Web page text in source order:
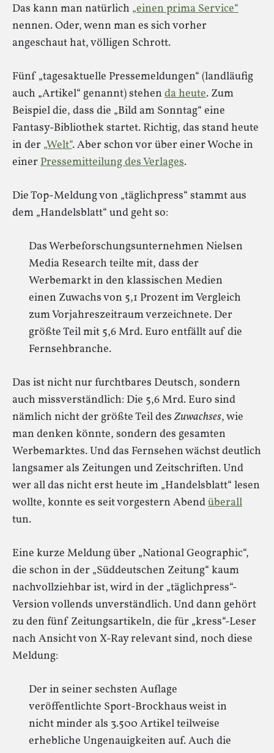
Das kann man natürlich „einen prima Service“
nennen. Oder, wenn man es sich vorher
angeschaut hat, völligen Schrott.
Fünf „tagesaktuelle Pressemeldungen“ (landläufig
auch „Artikel“ genannt) stehen da heute. Zum
Beispiel die, dass die „Bild am Sonntag“ eine
Fantasy-Bibliothek startet. Richtig, das stand heute
in der „Welt“. Aber schon vor über einer Woche in
einer Pressemitteilung des Verlages.
Die Top-Meldung von „täglichpress“ stammt aus
dem „Handelsblatt“ und geht so:
Das Werbeforschungsunternehmen Nielsen
Media Research teilte mit, dass der
Werbemarkt in den klassischen Medien
einen Zuwachs von 5,1 Prozent im Vergleich
zum Vorjahreszeitraum verzeichnete. Der
größte Teil mit 5,6 Mrd. Euro entfällt auf die
Fernsehbranche.
Das ist nicht nur furchtbares Deutsch, sondern
auch missverständlich: Die 5,6 Mrd. Euro sind
nämlich nicht der größte Teil desZuwachses, wie
man denken könnte, sondern des gesamten
Werbemarktes. Und das Fernsehen wächst deutlich
langsamer als Zeitungen und Zeitschriften. Und
wer all das nicht erst heute im „Handelsblatt“ lesen
wollte, konnte es seit vorgestern Abendüberall
tun.
Eine kurze Meldung über „National Geographic“,
die schon in der „Süddeutschen Zeitung“ kaum
nachvollziehbar ist, wird in der „täglichpress“-
Version vollends unverständlich. Und dann gehört
zu den fünf Zeitungsartikeln, die für „kress“-Leser
nach Ansicht von X-Ray relevant sind, noch diese
Meldung:
Der in seiner sechsten Auflage
veröffentlichte Sport-Brockhaus weist in
nicht minder als 3.500 Artikel teilweise
erhebliche Ungenauigkeiten auf. Auch die